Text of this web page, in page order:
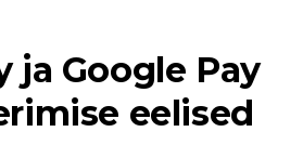
ja Google Pay
eelised